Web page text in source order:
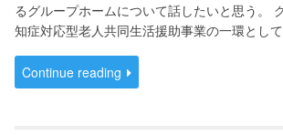
るグループホームについて話したいと思う。
知症対応型老人共同生活援助事業の一環とし
Continue reading